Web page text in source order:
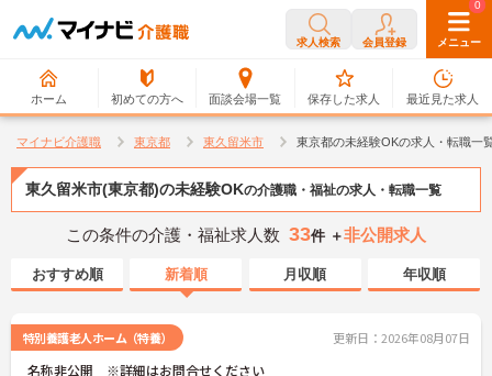
求人検索 会員登録 メニュー
ホーム 初めての方へ 面談会場一覧
0
保存した求人
0
最近見た求人
マイナビ介護職 東京都 東久留米市 東京都の未経験OKの求人・転職一
東久留米市(東京都)の未経験OKの介護職・福祉の求人・転職一覧
この条件の介護・福祉求人数 33件 ＋非公開求人
おすすめ順 新着順 月収順 年収順
特別養護老人ホーム（特養） 更新日：2026年08月07日
名称非公開 ※詳細はお問合せください